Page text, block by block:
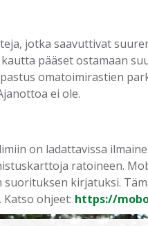
jotka saavuttivat
pääset ostamaan
omatoimirastien
ei ole.
on ladattavissa
ratoineen.
kirjatuksi.
ohjeet: https://